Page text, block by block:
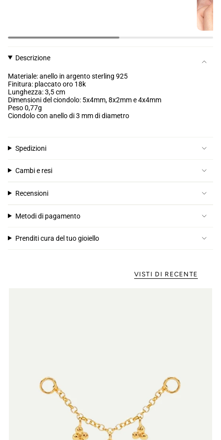
Descrizione
Materiale: anello in argento sterling 925
Finitura: placcato oro 18k
Lunghezza: 3,5 cm
Dimensioni del ciondolo: 5x4mm, 8x2mm e 4x4mm
Peso 0,77g
Ciondolo con anello di 3 mm di diametro
Spedizioni
Cambi e resi
Recensioni
Metodi di pagamento
Prenditi cura del tuo gioiello
VISTI DI RECENTE